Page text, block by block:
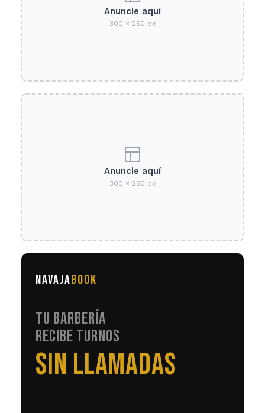
Anuncie aquí
300 × 250 px
Anuncie aquí
300 × 250 px
NAVAJABOOK
TU BARBERÍA
RECIBE TURNOS
EN AUTOMÁTICO